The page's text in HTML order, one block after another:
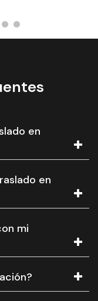
en
en
mi